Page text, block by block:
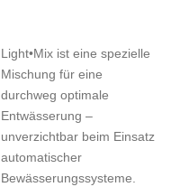
Light•Mix ist eine spezielle
Mischung für eine
durchweg optimale
Entwässerung –
unverzichtbar beim Einsatz
automatischer
Bewässerungssysteme.